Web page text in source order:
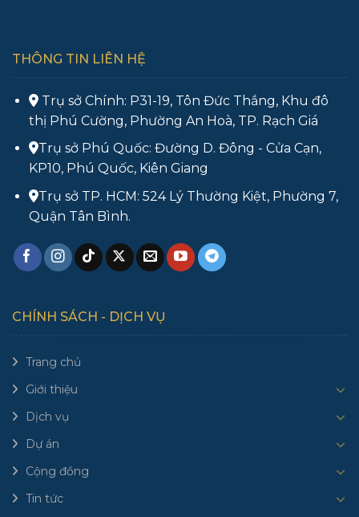
THÔNG TIN LIÊN HỆ
Trụ sở Chính: P31-19, Tôn Đức Thắng, Khu đô
thị Phú Cường, Phường An Hoà, TP. Rạch Giá
Trụ sở Phú Quốc: Đường D. Đông - Cửa Cạn,
KP10, Phú Quốc, Kiên Giang
Trụ sở TP. HCM: 524 Lý Thường Kiệt, Phường 7,
Quận Tân Bình.
CHÍNH SÁCH - DỊCH VỤ
Trang chủ
Giới thiệu
Dịch vụ
Dự án
Cộng đồng
Tin tức